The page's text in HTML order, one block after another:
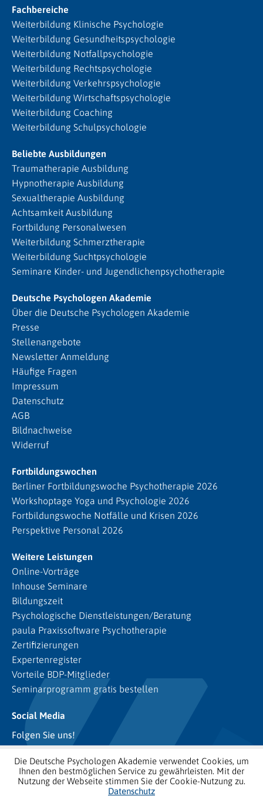
Fachbereiche
Weiterbildung Klinische Psychologie
Weiterbildung Gesundheitspsychologie
Weiterbildung Notfallpsychologie
Weiterbildung Rechtspsychologie
Weiterbildung Verkehrspsychologie
Weiterbildung Wirtschaftspsychologie
Weiterbildung Coaching
Weiterbildung Schulpsychologie
Beliebte Ausbildungen
Traumatherapie Ausbildung
Hypnotherapie Ausbildung
Sexualtherapie Ausbildung
Achtsamkeit Ausbildung
Fortbildung Personalwesen
Weiterbildung Schmerztherapie
Weiterbildung Suchtpsychologie
Seminare Kinder- und Jugendlichenpsychotherapie
Deutsche Psychologen Akademie
Über die Deutsche Psychologen Akademie
Presse
Stellenangebote
Newsletter Anmeldung
Häufige Fragen
Impressum
Datenschutz
AGB
Bildnachweise
Widerruf
Fortbildungswochen
Berliner Fortbildungswoche Psychotherapie 2026
Workshoptage Yoga und Psychologie 2026
Fortbildungswoche Notfälle und Krisen 2026
Perspektive Personal 2026
Weitere Leistungen
Online-Vorträge
Inhouse Seminare
Bildungszeit
Psychologische Dienstleistungen/Beratung
paula Praxissoftware Psychotherapie
Zertifizierungen
Expertenregister
Vorteile BDP-Mitglieder
Seminarprogramm gratis bestellen
Social Media
Folgen Sie uns!
Die Deutsche Psychologen Akademie verwendet Cookies, um
Ihnen den bestmöglichen Service zu gewährleisten. Mit der
Nutzung der Webseite stimmen Sie der Cookie-Nutzung zu.
Datenschutz